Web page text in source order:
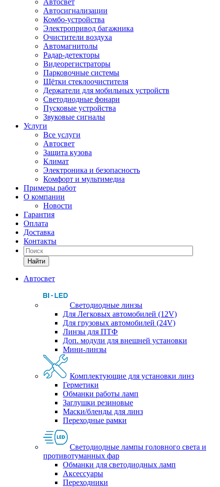
Автосвет
Автосигнализации
Комбо-устройства
Электропривод багажника
Очистители воздуха
Автомагнитолы
Радар-детекторы
Видеорегистраторы
Парковочные системы
Щётки стеклоочистителя
Держатели для мобильных устройств
Светодиодные фонари
Пусковые устройства
Звуковые сигналы
Услуги
Все услуги
Автосвет
Защита кузова
Климат
Электроника и безопасность
Комфорт и мультимедиа
Примеры работ
О компании
Новости
Гарантия
Оплата
Доставка
Контакты
Найти
Автосвет
Светодиодные линзы
Для Легковых автомобилей (12V)
Для грузовых автомобилей (24V)
Линзы для ПТФ
Доп. модули для внешней установки
Мини-линзы
Комплектующие для установки линз
Герметики
Обманки работы ламп
Заглушки резиновые
Маски/бленды для линз
Переходные рамки
Светодиодные лампы головного света и
противотуманных фар
Обманки для светодиодных ламп
Аксессуары
Переходники